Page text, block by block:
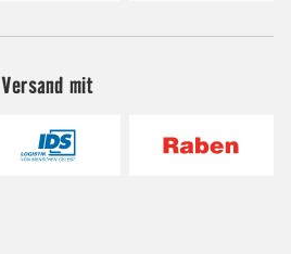
Versand mit